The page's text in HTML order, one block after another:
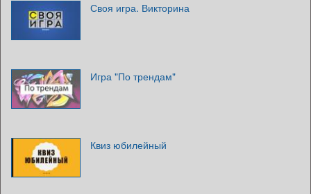
Своя игра. Викторина
Игра "По трендам"
Квиз юбилейный